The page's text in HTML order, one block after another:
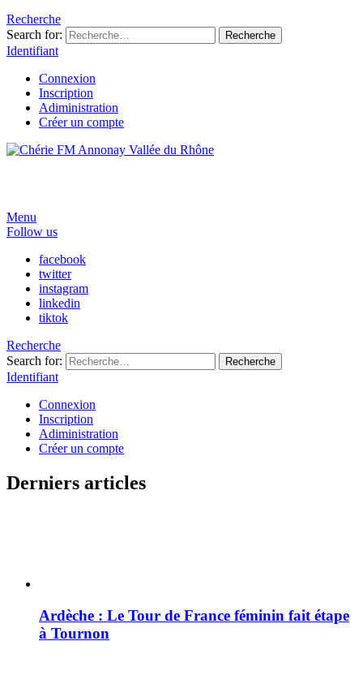
Recherche
Search for:
Recherche
Identifiant
Connexion
Inscription
Adiministration
Créer un compte
Menu
Follow us
facebook
twitter
instagram
linkedin
tiktok
Recherche
Search for:
Recherche
Identifiant
Connexion
Inscription
Adiministration
Créer un compte
Derniers articles
Ardèche : Le Tour de France féminin fait étape
à Tournon